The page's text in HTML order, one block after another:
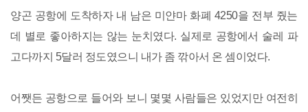
양곤 공항에 도착하자 내 남은 미얀마 화폐 4250을 전부 줬는
데 별로 좋아하지는 않는 눈치였다. 실제로 공항에서 술레 파
고다까지 5달러 정도였으니 내가 좀 깎아서 온 셈이었다.
어쨋든 공항으로 들어와 보니 몇몇 사람들은 있었지만 여전히